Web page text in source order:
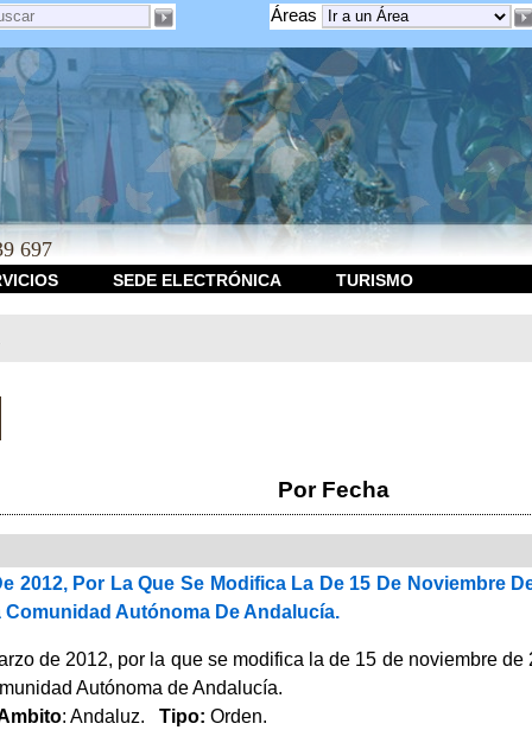
Áreas
697
SEDE ELECTRÓNICA TURISMO
Por Fecha
2012, Por La Que Se Modifica La De 15 De Noviembre
Autónoma De Andalucía.
de 2012, por la que se modifica la de 15 de noviembre
Autónoma de Andalucía.
: Andaluz. Tipo: Orden.